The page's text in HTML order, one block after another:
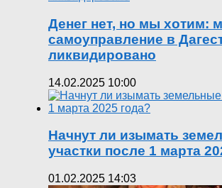
Денег нет, но мы хотим:
самоуправление в
ликвидировано
14.02.2025 10:00
Начнут ли изымать
участки после 1 марта
01.02.2025 14:03